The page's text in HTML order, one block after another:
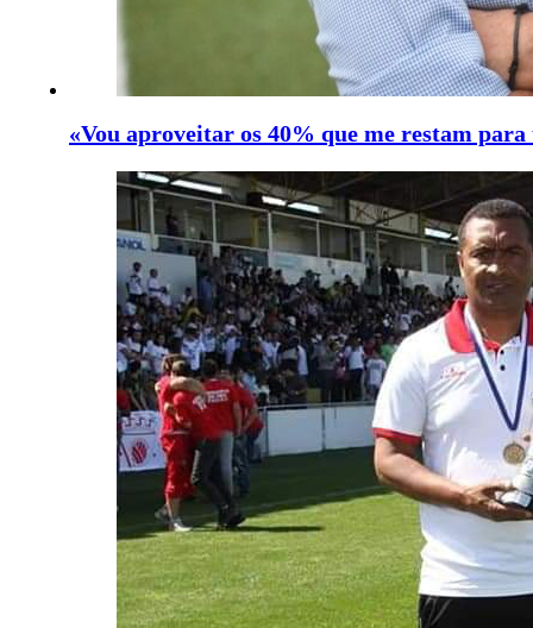
«Vou aproveitar os 40% que me restam